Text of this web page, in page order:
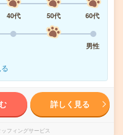
40代 50代
60代
男性
詳しく見る
フィングサービス